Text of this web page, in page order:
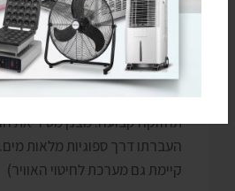
לטובת החיטוי האוויר בעיקר
אנשים מבוגרים.
מה הבדל בין מצנן אוויר למזגן?
בעוד מזגן משתמש בגז כדי לקרר
תחזוקה קבועה. מצנן מסיר את
העברתו דרך ספוגיות מלאות
קיימת גם מערכת לחיטוי האוויר)